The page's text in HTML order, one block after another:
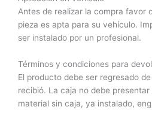
Antes de realizar la compra favor
pieza es apta para su vehículo.
ser instalado por un profesional.
Términos y condiciones para
El producto debe ser regresado
recibió. La caja no debe
material sin caja, ya instalado,